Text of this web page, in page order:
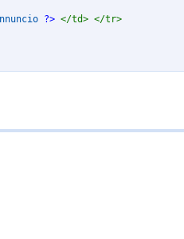
?> </td> </tr>